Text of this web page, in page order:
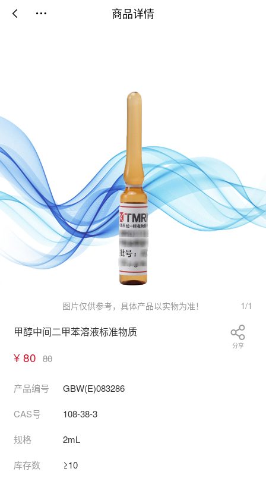
商品详情
 
图片仅供参考，具体产品以实物为准！ 1/1
甲醇中间二甲苯溶液标准物质
¥ 80 80
分享
产品编号 GBW(E)083286
CAS号 108-38-3
规格 2mL
库存数 ≥10